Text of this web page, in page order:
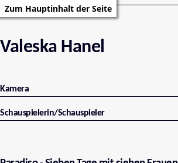
Zum Hauptinhalt der Seite
Valeska Hanel
Kamera
Schauspielerin/Schauspieler